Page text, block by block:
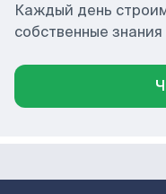
Каждый день
собственные